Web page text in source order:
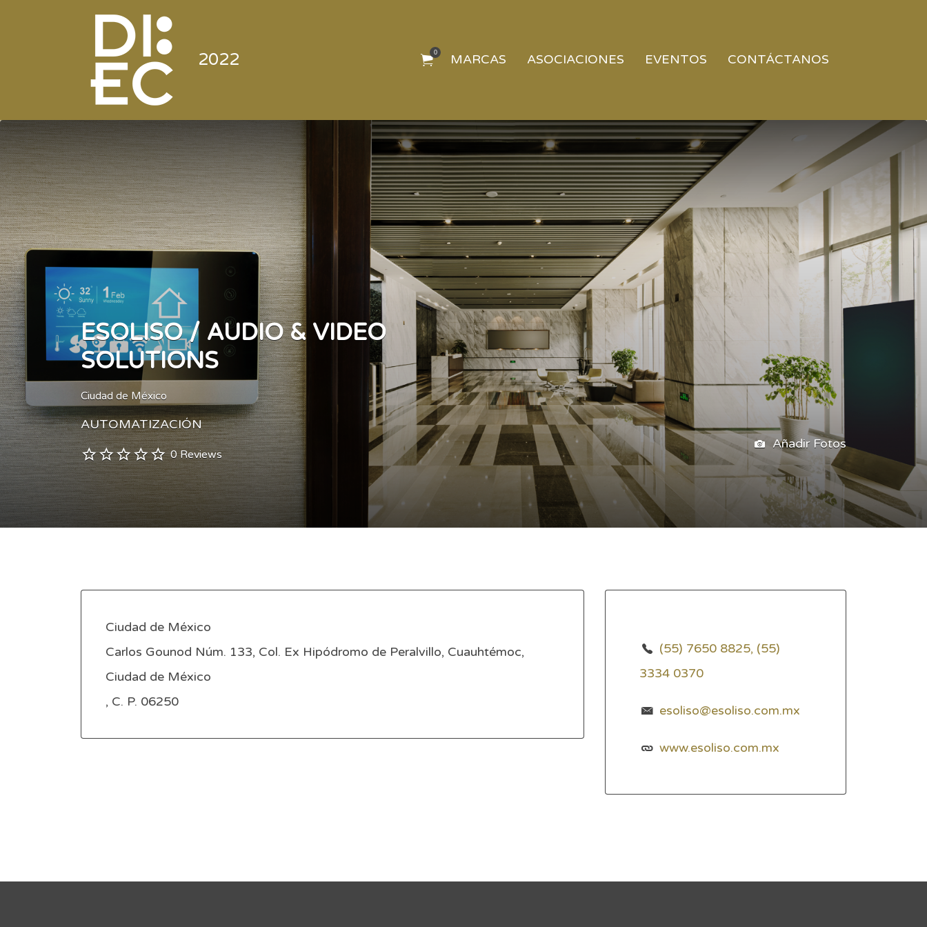
2022
Directorio de la Industria
de la Electrónica de
Consumo y Comercial
0 MARCAS ASOCIACIONES EVENTOS CONTÁCTANOS
Buscar
ESOLISO / AUDIO & VIDEO
SOLUTIONS
Ciudad de México
AUTOMATIZACIÓN
0 Reviews
Añadir Fotos
Ciudad de México
Carlos Gounod Núm. 133, Col. Ex Hipódromo de Peralvillo, Cuauhtémoc,
Ciudad de México
, C. P. 06250
(55) 7650 8825, (55)
3334 0370
esoliso@esoliso.com.mx
www.esoliso.com.mx